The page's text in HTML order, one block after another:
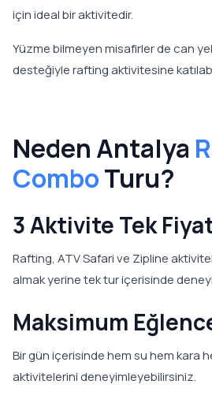
için ideal bir aktivitedir.
Yüzme bilmeyen misafirler de can
desteğiyle rafting aktivitesine
Neden Antalya
ComboTuru?
3 Aktivite Tek
Rafting, ATV Safari ve Zipline
almak yerine tek tur içerisinde
Maksimum
Bir gün içerisinde hem su hem kara
aktivitelerini deneyimleyebilirsiniz.